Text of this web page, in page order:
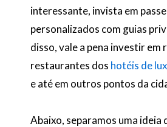
interessante, invista em
personalizados com guias
disso, vale a pena investir em
restaurantes dos hotéis de
e até em outros pontos da
Abaixo, separamos uma ideia